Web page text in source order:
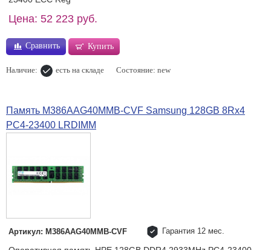
Цена: 52 223 руб.
Сравнить Купить
Наличие: есть на складе Состояние: new
Память M386AAG40MMB-CVF Samsung 128GB 8Rx4
PC4-23400 LRDIMM
Артикул: M386AAG40MMB-CVF Гарантия 12 мес.